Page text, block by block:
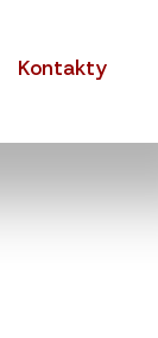
Kontakty